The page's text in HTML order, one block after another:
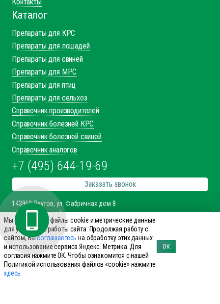
Каталог
Доставка и оплата
Отзывы о работе с компанией ИнноВет
Вакансии
Контакты
Каталог
Препараты для КРС
Препараты для лошадей
Препараты для свиней
Препараты для МРС
Препараты для птиц
Препараты для сельхоз
Справочник производителей
Справочник болезней КРС
Справочник болезней свиней
Справочник аналогов
+7 (495) 644-19-69
Заказать звонок
143960 Реутов, ул. Фабричная дом 8
office@innovet.ru
Мы используем файлы cookie и метрические данные
для улучшения работы сайта. Продолжая работу с
сайтом, Высоглашаетесь на обработку этих данных
и использование сервиса Яндекс. Метрика. Для
согласия нажмите ОК. Чтобы ознакомится с нашей
Политикой использования файлов «cookie» нажмите
здесь
ОК